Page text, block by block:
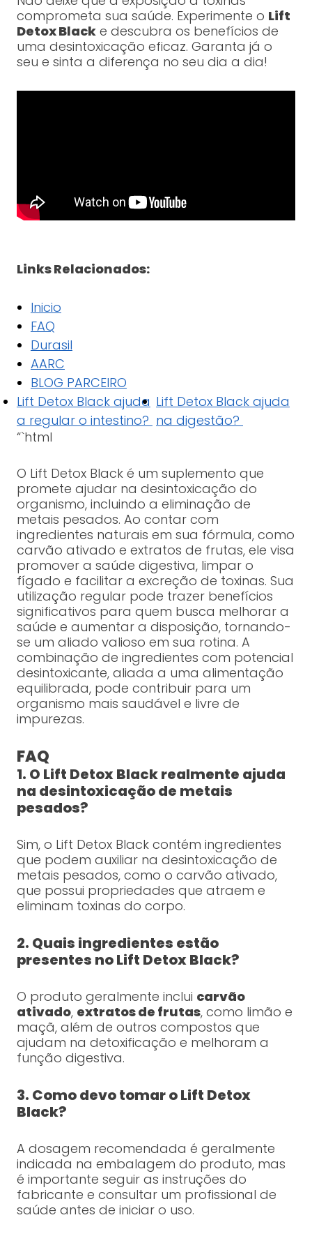
comprometa sua saúde. Experimente o Lift
Detox Blacke descubra os benefícios de
uma desintoxicação eficaz. Garanta já o
seu e sinta a diferença no seu dia a dia!
Links Relacionados:
Inicio
FAQ
Durasil
AARC
BLOG PARCEIRO
Lift Detox Black ajuda
a regular o intestino?
Lift Detox Black ajuda
na digestão?
“`html
O Lift Detox Black é um suplemento que
promete ajudar na desintoxicação do
organismo, incluindo a eliminação de
metais pesados. Ao contar com
ingredientes naturais em sua fórmula, como
carvão ativado e extratos de frutas, ele visa
promover a saúde digestiva, limpar o
fígado e facilitar a excreção de toxinas. Sua
utilização regular pode trazer benefícios
significativos para quem busca melhorar a
saúde e aumentar a disposição, tornando-
se um aliado valioso em sua rotina. A
combinação de ingredientes com potencial
desintoxicante, aliada a uma alimentação
equilibrada, pode contribuir para um
organismo mais saudável e livre de
impurezas.
FAQ
1. O Lift Detox Black realmente ajuda
na desintoxicação de metais
pesados?
Sim, o Lift Detox Black contém ingredientes
que podem auxiliar na desintoxicação de
metais pesados, como o carvão ativado,
que possui propriedades que atraem e
eliminam toxinas do corpo.
2. Quais ingredientes estão
presentes no Lift Detox Black?
O produto geralmente inclui carvão
ativado, extratos de frutas, como limão e
maçã, além de outros compostos que
ajudam na detoxificação e melhoram a
função digestiva.
3. Como devo tomar o Lift Detox
Black?
A dosagem recomendada é geralmente
indicada na embalagem do produto, mas
é importante seguir as instruções do
fabricante e consultar um profissional de
saúde antes de iniciar o uso.